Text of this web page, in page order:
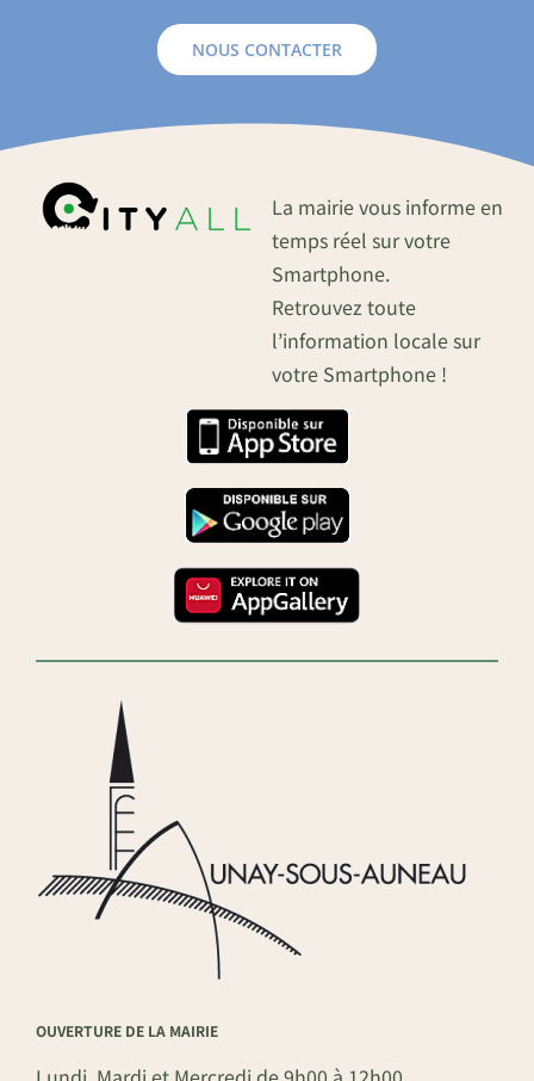
NOUS CONTACTER
La mairie vous informe en
temps réel sur votre
Smartphone.
Retrouvez toute
l’information locale sur
votre Smartphone !
OUVERTURE DE LA MAIRIE